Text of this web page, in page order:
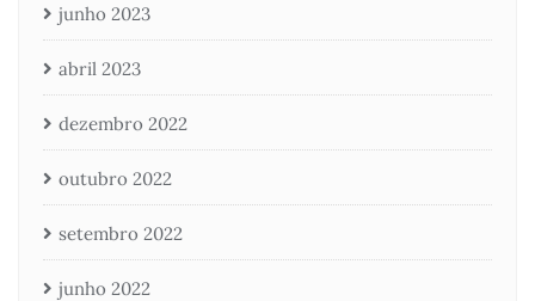
junho 2023
abril 2023
dezembro 2022
outubro 2022
setembro 2022
junho 2022